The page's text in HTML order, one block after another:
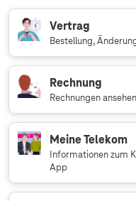
Vertrag
Bestellung,
Rechnung
Rechnungen
Meine Telekom
Informationen zum
App